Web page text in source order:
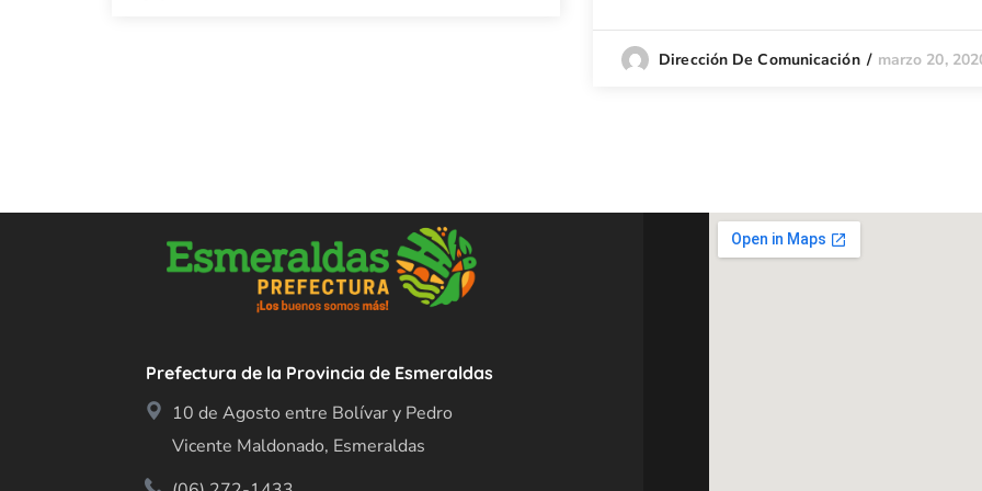
Dirección De Comunicación marzo 20,
Prefectura de la Provincia de Esmeraldas
10 de Agosto entre Bolívar y Pedro
Vicente Maldonado, Esmeraldas